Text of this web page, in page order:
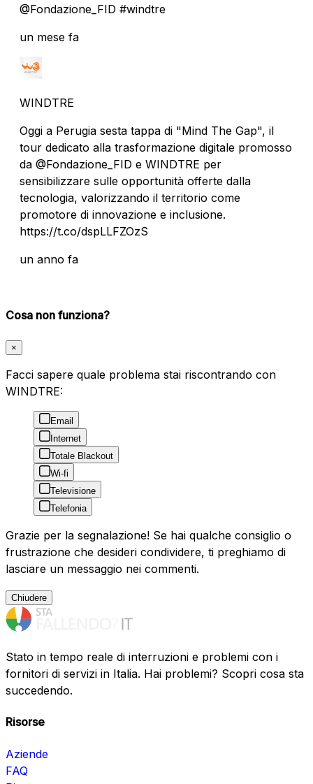
@Fondazione_FID #windtre
un mese fa
WINDTRE
Oggi a Perugia sesta tappa di "Mind The Gap", il
tour dedicato alla trasformazione digitale promosso
da @Fondazione_FID e WINDTRE per
sensibilizzare sulle opportunità offerte dalla
tecnologia, valorizzando il territorio come
promotore di innovazione e inclusione.
https://t.co/dspLLFZOzS
un anno fa
Cosa non funziona?
×
Facci sapere quale problema stai riscontrando con
WINDTRE:
Email
Internet
Totale Blackout
Wi-fi
Televisione
Telefonia
Grazie per la segnalazione! Se hai qualche consiglio o
frustrazione che desideri condividere, ti preghiamo di
lasciare un messaggio nei commenti.
Chiudere
Stato in tempo reale di interruzioni e problemi con i
fornitori di servizi in Italia. Hai problemi? Scopri cosa sta
succedendo.
Risorse
Aziende
FAQ